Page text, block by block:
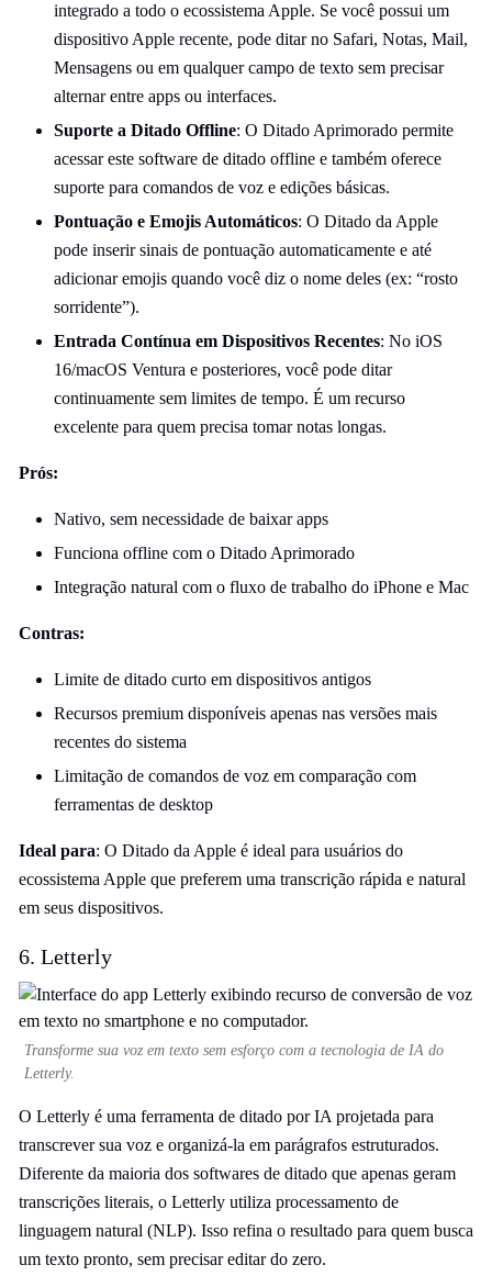
integrado a todo o ecossistema Apple. Se você possui um
dispositivo Apple recente, pode ditar no Safari, Notas, Mail,
Mensagens ou em qualquer campo de texto sem precisar
alternar entre apps ou interfaces.
Suporte a Ditado Offline: O Ditado Aprimorado permite
acessar este software de ditado offline e também oferece
suporte para comandos de voz e edições básicas.
Pontuação e Emojis Automáticos: O Ditado da Apple
pode inserir sinais de pontuação automaticamente e até
adicionar emojis quando você diz o nome deles (ex: “rosto
sorridente”).
Entrada Contínua em Dispositivos Recentes: No iOS
16/macOS Ventura e posteriores, você pode ditar
continuamente sem limites de tempo. É um recurso
excelente para quem precisa tomar notas longas.
Prós:
Nativo, sem necessidade de baixar apps
Funciona offline com o Ditado Aprimorado
Integração natural com o fluxo de trabalho do iPhone e Mac
Contras:
Limite de ditado curto em dispositivos antigos
Recursos premium disponíveis apenas nas versões mais
recentes do sistema
Limitação de comandos de voz em comparação com
ferramentas de desktop
Ideal para: O Ditado da Apple é ideal para usuários do
ecossistema Apple que preferem uma transcrição rápida e natural
em seus dispositivos.
6. Letterly
Transforme sua voz em texto sem esforço com a tecnologia de IA do
Letterly.
O Letterly é uma ferramenta de ditado por IA projetada para
transcrever sua voz e organizá-la em parágrafos estruturados.
Diferente da maioria dos softwares de ditado que apenas geram
transcrições literais, o Letterly utiliza processamento de
linguagem natural (NLP). Isso refina o resultado para quem busca
um texto pronto, sem precisar editar do zero.